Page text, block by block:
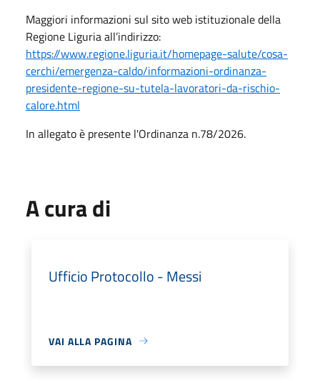
Maggiori informazioni sul sito web istituzionale della
Regione Liguria all’indirizzo:
https://www.regione.liguria.it/homepage-salute/cosa-
cerchi/emergenza-caldo/informazioni-ordinanza-
presidente-regione-su-tutela-lavoratori-da-rischio-
calore.html
In allegato è presente l'Ordinanza n.78/2026.
A cura di
Ufficio Protocollo - Messi
VAI ALLA PAGINA